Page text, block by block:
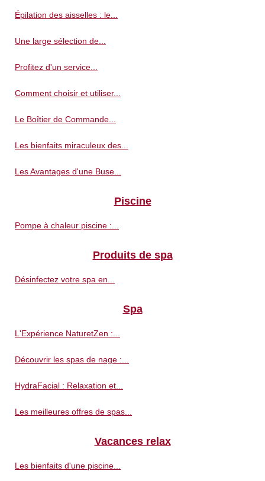
Épilation des aisselles : le...
Une large sélection de...
Profitez d'un service...
Comment choisir et utiliser...
Le Boîtier de Commande...
Les bienfaits miraculeux des...
Les Avantages d'une Buse...
Piscine
Pompe à chaleur piscine :...
Produits de spa
Désinfectez votre spa en...
Spa
L'Expérience NaturetZen :...
Découvrir les spas de nage :...
HydraFacial : Relaxation et...
Les meilleures offres de spas...
Vacances relax
Les bienfaits d'une piscine...